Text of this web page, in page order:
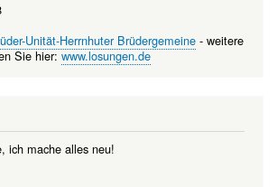
Unität-Herrnhuter Brüdergemeine - weitere
Sie hier: www.losungen.de
ich mache alles neu!